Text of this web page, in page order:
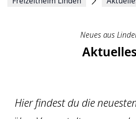
Neues aus
Hier findest du die